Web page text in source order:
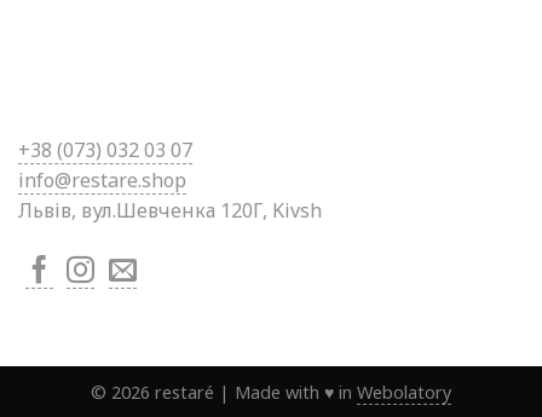
+38 (073) 032 03 07
info@restare.shop
Львів, вул.Шевченка 120Г, Kivsh
© 2026 restaré | Made with ♥ in Webolatory